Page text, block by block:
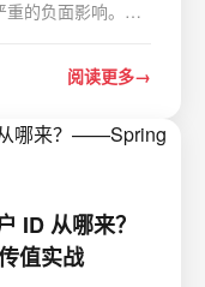
的负面影响。在
市公司作为国内资
阅读更多
ID 从哪来？
值实战